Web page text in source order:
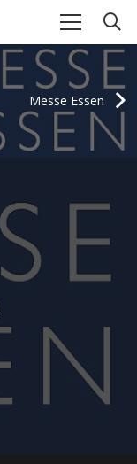
Messe Essen